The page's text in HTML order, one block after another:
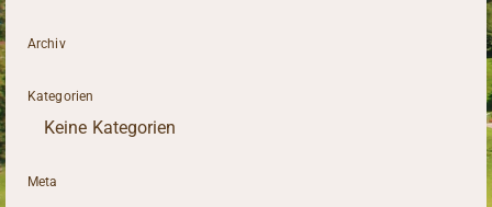
Archiv
Kategorien
Keine Kategorien
Meta